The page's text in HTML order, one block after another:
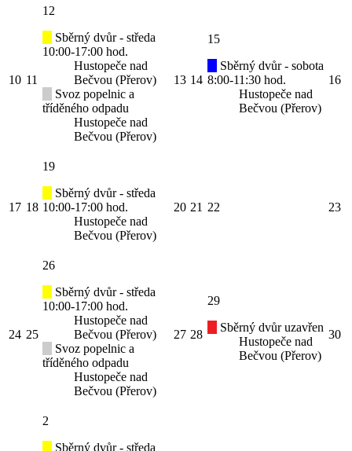
10 11
12
Sběrný dvůr - středa
10:00-17:00 hod.
Hustopeče nad
Bečvou (Přerov)
Svoz popelnic a
tříděného odpadu
Hustopeče nad
Bečvou (Přerov)
13 14
15
Sběrný dvůr - sobota
8:00-11:30 hod.
Hustopeče nad
Bečvou (Přerov)
16
17 18
19
Sběrný dvůr - středa
10:00-17:00 hod.
Hustopeče nad
Bečvou (Přerov)
20 21 22 23
24 25
26
Sběrný dvůr - středa
10:00-17:00 hod.
Hustopeče nad
Bečvou (Přerov)
Svoz popelnic a
tříděného odpadu
Hustopeče nad
Bečvou (Přerov)
27 28
29
Sběrný dvůr uzavřen
Hustopeče nad
Bečvou (Přerov)
30
2
Sběrný dvůr - středa